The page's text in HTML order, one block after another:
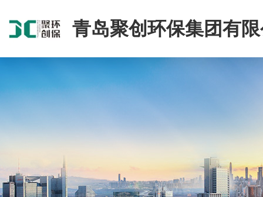
青岛聚创环保集团有